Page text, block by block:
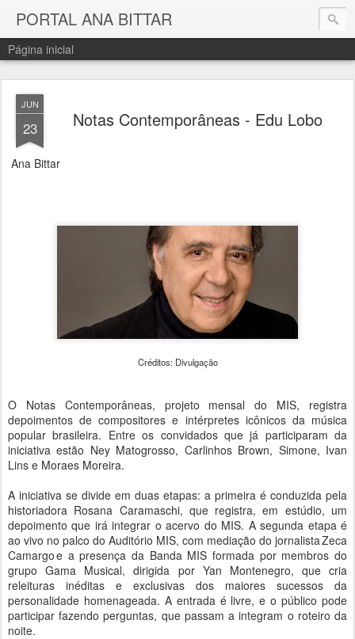
PORTAL ANA BITTAR
Página inicial
JUN
23 Notas Contemporâneas - Edu Lobo
Ana Bittar
Créditos: Divulgação
O Notas Contemporâneas, projeto mensal do MIS, registra
depoimentos de compositores e intérpretes icônicos da música
popular brasileira. Entre os convidados que já participaram da
iniciativa estão Ney Matogrosso, Carlinhos Brown, Simone, Ivan
Lins e Moraes Moreira.
A iniciativa se divide em duas etapas: a primeira é conduzida pela
historiadora Rosana Caramaschi, que registra, em estúdio, um
depoimento que irá integrar o acervo do MIS. A segunda etapa é
ao vivo no palco do Auditório MIS, com mediação do jornalista Zeca
Camargo e a presença da Banda MIS formada por membros do
grupo Gama Musical, dirigida por Yan Montenegro, que cria
releituras inéditas e exclusivas dos maiores sucessos da
personalidade homenageada. A entrada é livre, e o público pode
participar fazendo perguntas, que passam a integram o roteiro da
noite.